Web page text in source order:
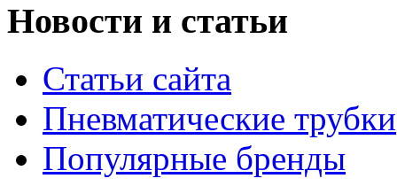
Новости и статьи
Статьи сайта
Пневматические трубки
Популярные бренды